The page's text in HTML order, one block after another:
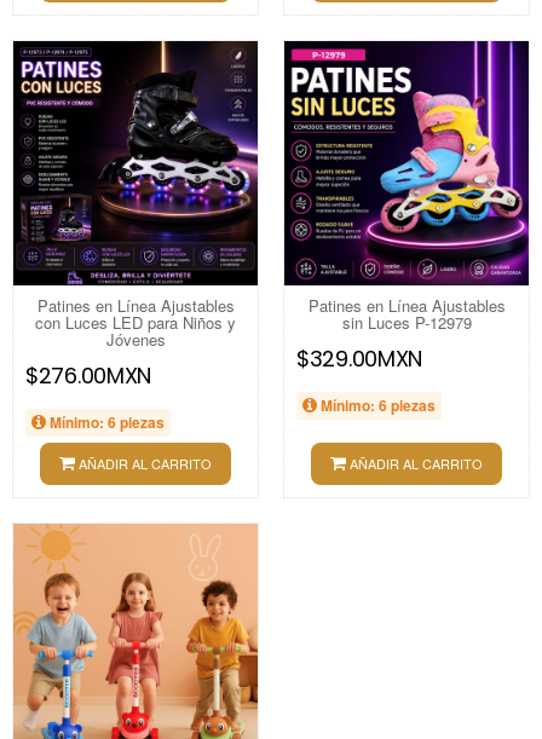
Patines en Línea Ajustables
con Luces LED para Niños y
Jóvenes
$276.00MXN
Mínimo: 6 piezas
AÑADIR AL CARRITO
Patines en Línea Ajustables
sin Luces P-12979
$329.00MXN
Mínimo: 6 piezas
AÑADIR AL CARRITO